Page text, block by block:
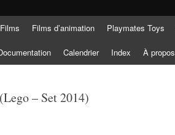
Films Films d’animation Playmates Toys
Calendrier Index À propos
– Set 2014)